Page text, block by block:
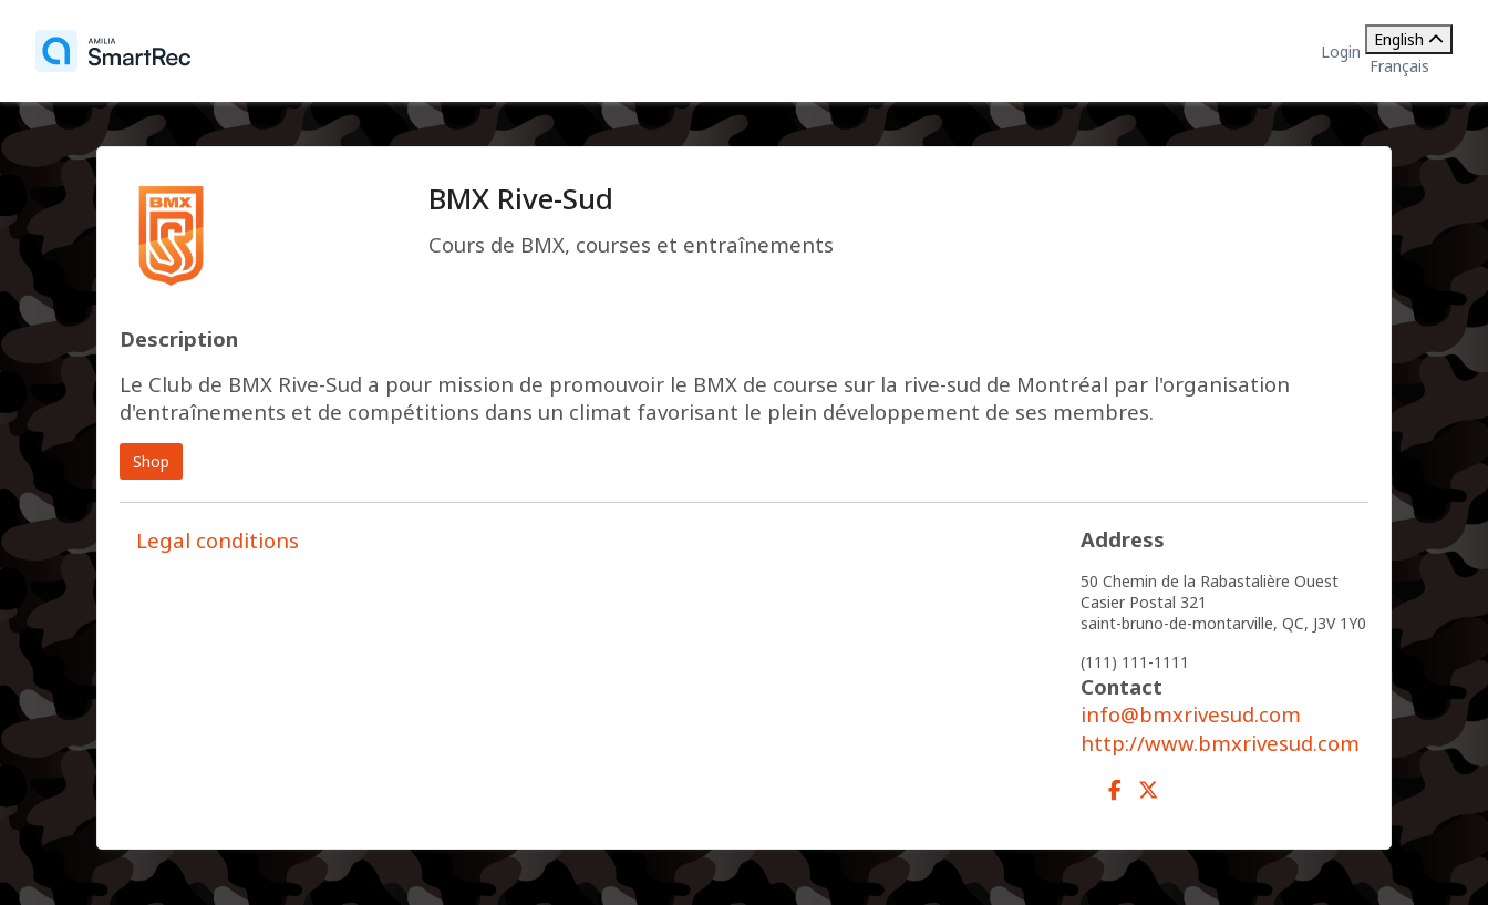
Login
English
Français
BMX Rive-Sud
Cours de BMX, courses et entraînements
Description
Le Club de BMX Rive-Sud a pour mission de promouvoir le BMX de course sur la rive-sud de Montréal par l'organisation
d'entraînements et de compétitions dans un climat favorisant le plein développement de ses membres.
Shop
Legal conditions Address
50 Chemin de la Rabastalière Ouest
Casier Postal 321
saint-bruno-de-montarville, QC, J3V 1Y0
(111) 111-1111
Contact
info@bmxrivesud.com
http://www.bmxrivesud.com